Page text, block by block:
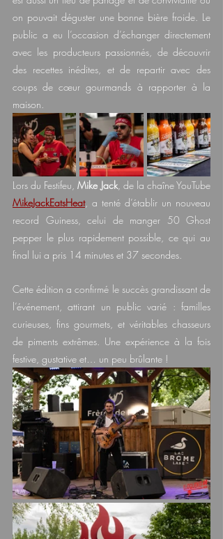
on pouvait déguster une bonne bière froide. Le
public a eu l’occasion d’échanger directement
avec les producteurs passionnés, de découvrir
des recettes inédites, et de repartir avec des
coups de cœur gourmands à rapporter à la
maison.
Lors du Festifeu, Mike Jack
MikeJackEatsHeat, a tenté d’établir un nouveau
record Guiness, celui de manger 50 Ghost
pepper le plus rapidement possible, ce qui au
final lui a pris 14 minutes et 37 secondes.
Cette édition a confirmé le succès grandissant de
l’événement, attirant un public varié : familles
curieuses, fins gourmets, et véritables chasseurs
de piments extrêmes. Une expérience à la fois
festive, gustative et… un peu brûlante !